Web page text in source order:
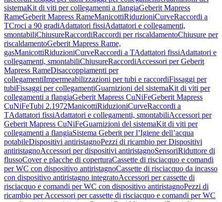
sistemaKit di viti per collegamenti a flangiaGeberit Mapress
RameGeberit Mapress RameManicottiRiduzioniCurveRaccordi a
TCroci a 90 gradiAdattatori fissiAdattatori e collegamenti,
smontabiliChiusureRaccordiRaccordi per riscaldamentoChiusure per
riscaldamentoGeberit Mapress Rame,
gasManicottiRiduzioniCurveRaccordi a TAdattatori fissiAdattatori e
collegamenti, smontabiliChiusureRaccordiAccessori per Geberit
Mapress RameDisaccoppiamenti per
collegamentiImpermeabilizzazioni per tubi e raccordiFissaggi per
tubiFissaggi per collegamentiGuarnizioni del sistemaKit di viti per
collegamenti a flangiaGeberit Mapress CuNiFeGeberit Mapress
CuNiFeTubi 2.1972ManicottiRiduzioniCurveRaccordi a
TAdattatori fissiAdattatori e collegamenti, smontabiliAccessori per
Geberit Mapress CuNiFeGuarnizioni del sistemaKit di viti per
collegamenti a flangiaSistema Geberit per l’Igiene dell’acqua
potabileDispositivi antiristagnoPezzi di ricambio per Dispositivi
antiristagnoAccessori per dispositivi antiristagnoSensoriRiduttore di
flussoCover e placche di coperturaCassette di risciacquo e comandi
per WC con dispositivo antiristagnoCassette di risciacquo da incasso
con dispositivo antiristagno integratoAccessori per cassette di
risciacquo e comandi per WC con dispositivo antiristagnoPezzi di
ricambio per Accessori per cassette di risciacquo e comandi per WC